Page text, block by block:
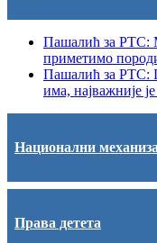
Пашалић за РТС:
приметимо
Пашалић за РТС:
има, најважније
Национални
Права детета